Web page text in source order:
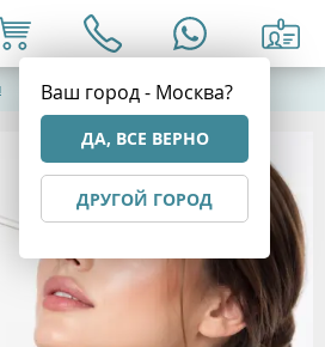
Ваш город - Москва?
ДА, ВСЕ ВЕРНО
ДРУГОЙ ГОРОД